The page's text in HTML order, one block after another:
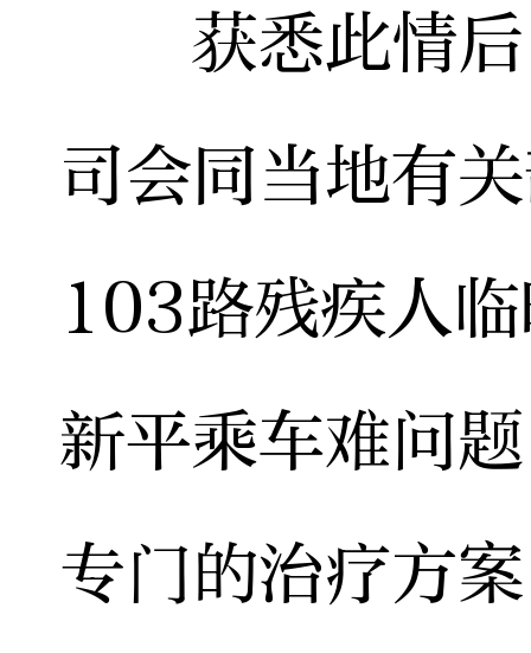
获悉此情后
司会同当地有
103路残疾人
新平乘车难问
专门的治疗方